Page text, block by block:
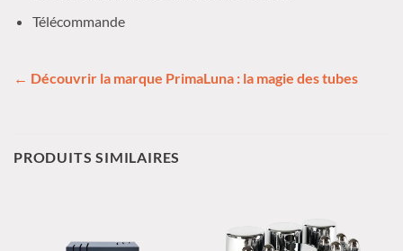
Télécommande
← Découvrir la marque PrimaLuna : la magie des tubes
PRODUITS SIMILAIRES